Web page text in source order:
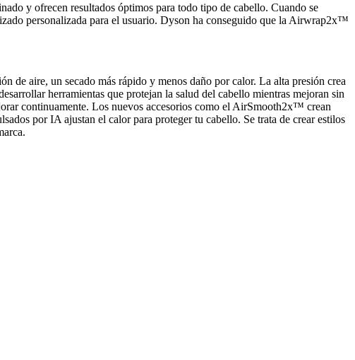
y ofrecen resultados óptimos para todo tipo de cabello. Cuando se
personalizada para el usuario. Dyson ha conseguido que la Airwrap2x™
aire, un secado más rápido y menos daño por calor. La alta presión crea
herramientas que protejan la salud del cabello mientras mejoran sin
continuamente. Los nuevos accesorios como el AirSmooth2x™ crean
por IA ajustan el calor para proteger tu cabello. Se trata de crear estilos